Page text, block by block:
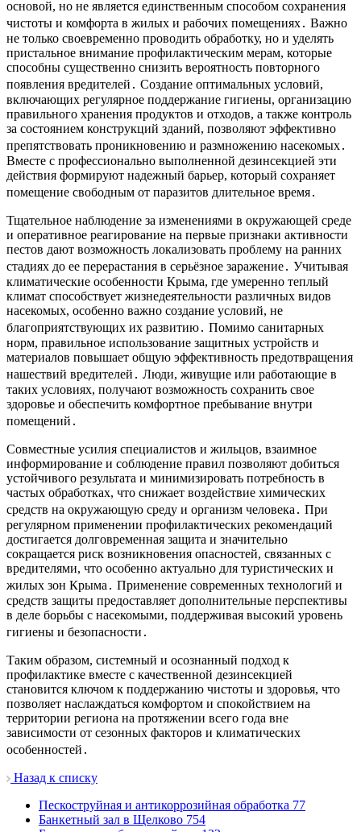
основой, но не является единственным способом сохранения
чистоты и комфорта в жилых и рабочих помещениях․ Важно
не только своевременно проводить обработку, но и уделять
пристальное внимание профилактическим мерам, которые
способны существенно снизить вероятность повторного
появления вредителей․ Создание оптимальных условий,
включающих регулярное поддержание гигиены, организацию
правильного хранения продуктов и отходов, а также контроль
за состоянием конструкций зданий, позволяют эффективно
препятствовать проникновению и размножению насекомых․
Вместе с профессионально выполненной дезинсекцией эти
действия формируют надежный барьер, который сохраняет
помещение свободным от паразитов длительное время․
Тщательное наблюдение за изменениями в окружающей среде
и оперативное реагирование на первые признаки активности
пестов дают возможность локализовать проблему на ранних
стадиях до ее перерастания в серьёзное заражение․ Учитывая
климатические особенности Крыма, где умеренно теплый
климат способствует жизнедеятельности различных видов
насекомых, особенно важно создание условий, не
благоприятствующих их развитию․ Помимо санитарных
норм, правильное использование защитных устройств и
материалов повышает общую эффективность предотвращения
нашествий вредителей․ Люди, живущие или работающие в
таких условиях, получают возможность сохранить свое
здоровье и обеспечить комфортное пребывание внутри
помещений․
Совместные усилия специалистов и жильцов, взаимное
информирование и соблюдение правил позволяют добиться
устойчивого результата и минимизировать потребность в
частых обработках, что снижает воздействие химических
средств на окружающую среду и организм человека․ При
регулярном применении профилактических рекомендаций
достигается долговременная защита и значительно
сокращается риск возникновения опасностей, связанных с
вредителями, что особенно актуально для туристических и
жилых зон Крыма․ Применение современных технологий и
средств защиты предоставляет дополнительные перспективы
в деле борьбы с насекомыми, поддерживая высокий уровень
гигиены и безопасности․
Таким образом, системный и осознанный подход к
профилактике вместе с качественной дезинсекцией
становится ключом к поддержанию чистоты и здоровья, что
позволяет наслаждаться комфортом и спокойствием на
территории региона на протяжении всего года вне
зависимости от сезонных факторов и климатических
особенностей․
Назад к списку
Пескоструйная и антикоррозийная обработка 77
Банкетный зал в Щелково 754